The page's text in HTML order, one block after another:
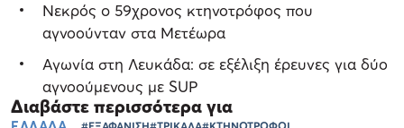
Νεκρός o 59χρονος κτηνοτρόφος που
αγνοούνταν στα Μετέωρα
Αγωνία στη Λευκάδα: σε εξέλιξη έρευνες για δύο
αγνοούμενους με SUP
Διαβάστε περισσότερα για